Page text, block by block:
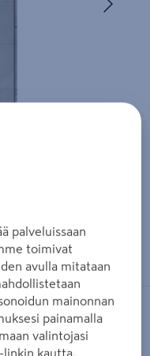
Grande
palveluissaan
toimivat
avulla mitataan
mainonnan
painamalla
valintojasi
linkin kautta.